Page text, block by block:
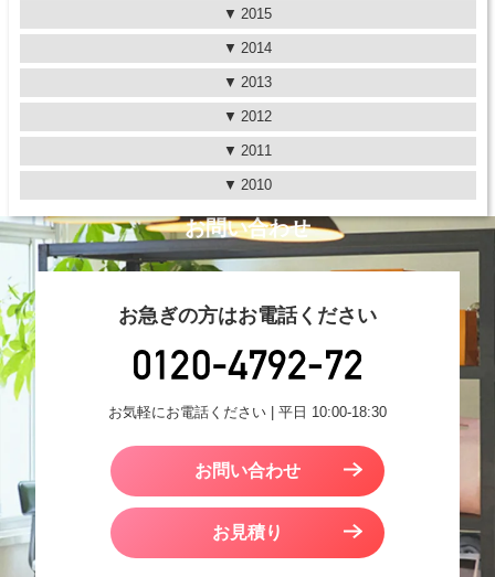
2015
2014
2013
2012
2011
2010
お問い合わせ
お急ぎの方はお電話ください
お気軽にお電話ください | 平日 10:00-18:30
お問い合わせ
お見積り